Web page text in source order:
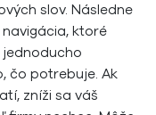
slov. Následne
ktoré
čo potrebuje. Ak
zníži sa váš